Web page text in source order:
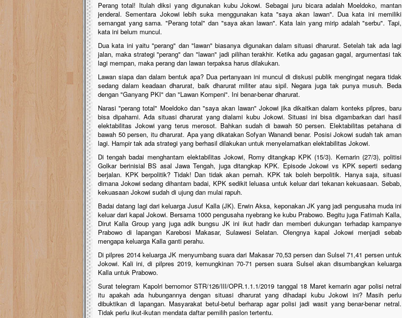
Perang total! Itulah diksi yang digunakan kubu Jokowi. Sebagai juru bicara adalah Moeldoko, mantan
jenderal. Sementara Jokowi lebih suka menggunakan kata "saya akan lawan". Dua kata ini memiliki
semangat yang sama. "Perang total" dan "saya akan lawan". Kata lain yang mirip adalah "serbu". Tapi,
kata ini belum muncul.
Dua kata ini yaitu "perang" dan "lawan" biasanya digunakan dalam situasi dharurat. Setelah tak ada lagi
jalan, maka strategi "perang" dan "lawan" jadi pilihan terakhir. Ketika adu gagasan gagal, argumentasi tak
lagi mempan, maka perang dan lawan terpaksa harus dilakukan.
Lawan siapa dan dalam bentuk apa? Dua pertanyaan ini muncul di diskusi publik mengingat negara tidak
sedang dalam keadaan dharurat, baik dharurat militer atau sipil. Negara juga tak punya musuh. Beda
dengan "Ganyang PKI" dan "Lawan Kompeni". Ini benar-benar dharurat.
Narasi "perang total" Moeldoko dan "saya akan lawan" Jokowi jika dikaitkan dalam konteks pilpres, baru
bisa dipahami. Ada situasi dharurat yang dialami kubu Jokowi. Situasi ini bisa digambarkan dari hasil
elektabilitas Jokowi yang terus merosot. Bahkan sudah di bawah 50 persen. Elektabilitas petahana di
bawah 50 persen, itu dharurat. Apa yang dikatakan Sofyan Wanandi benar. Posisi Jokowi sudah tak aman
lagi. Hampir tak ada strategi yang berhasil dilakukan untuk menyelamatkan elektabilitas Jokowi.
Di tengah badai menghantam elektabilitas Jokowi, Romy ditangkap KPK (15/3). Kemarin (27/3), politisi
Golkar berinisial BS asal Jawa Tengah, juga ditangkap KPK. Episode Jokowi vs KPK seperti sedang
berjalan. KPK berpolitik? Tidak! Dan tidak akan pernah. KPK tak boleh berpolitik. Hanya saja, situasi
dimana Jokowi sedang dihantam badai, KPK sedikit leluasa untuk keluar dari tekanan kekuasaan. Sebab,
kekuasaan Jokowi sudah di ujung dan mulai rapuh.
Badai datang lagi dari keluarga Jusuf Kalla (JK). Erwin Aksa, keponakan JK yang jadi pengusaha muda ini
keluar dari kapal Jokowi. Bersama 1000 pengusaha nyebrang ke kubu Prabowo. Begitu juga Fatimah Kalla,
Dirut Kalla Group yang juga adik bungsu JK ini ikut hadir dan memberi dukungan terhadap kampanye
Prabowo di lapangan Karebosi Makasar, Sulawesi Selatan. Olengnya kapal Jokowi menjadi sebab
mengapa keluarga Kalla ganti perahu.
Di pilpres 2014 keluarga JK menyumbang suara dari Makasar 70,53 persen dan Sulsel 71,41 persen untuk
Jokowi. Kali ini, di pilpres 2019, kemungkinan 70-71 persen suara Sulsel akan disumbangkan keluarga
Kalla untuk Prabowo.
Surat telegram Kapolri bernomor STR/126/III/OPR.1.1.1/2019 tanggal 18 Maret kemarin agar polisi netral
itu apakah ada hubungannya dengan situasi dharurat yang dihadapi kubu Jokowi ini? Masih perlu
dibuktikan di lapangan. Masyarakat betul-betul berharap agar polisi jadi wasit yang benar-benar netral.
Tidak perlu ikut-ikutan mendata daftar pemilih paslon tertentu.